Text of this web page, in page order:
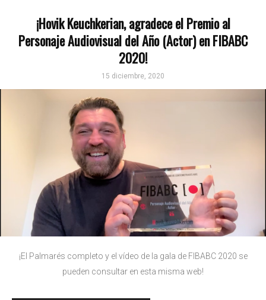
¡Hovik Keuchkerian, agradece el Premio al
Personaje Audiovisual del Año (Actor) en FIBABC
2020!
15 diciembre, 2020
¡El Palmarés completo y el vídeo de la gala de FIBABC 2020 se
pueden consultar en esta misma web!